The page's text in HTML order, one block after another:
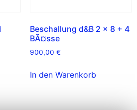
Beschallung d&B 2 x 8 + 4
BÃ¤sse
900,00 €
In den Warenkorb